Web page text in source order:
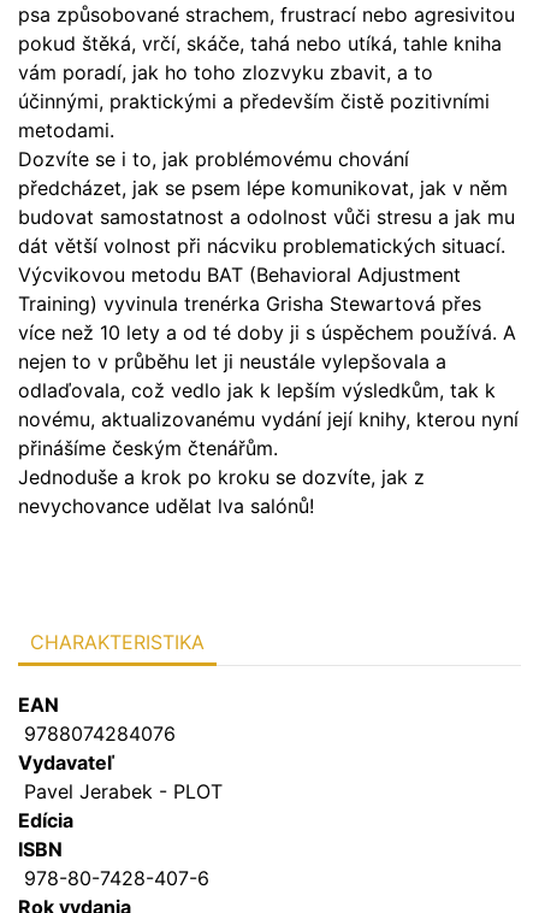
psa způsobované strachem, frustrací nebo agresivitou
pokud štěká, vrčí, skáče, tahá nebo utíká, tahle kniha
vám poradí, jak ho toho zlozvyku zbavit, a to
účinnými, praktickými a především čistě pozitivními
metodami.
Dozvíte se i to, jak problémovému chování
předcházet, jak se psem lépe komunikovat, jak v něm
budovat samostatnost a odolnost vůči stresu a jak mu
dát větší volnost při nácviku problematických situací.
Výcvikovou metodu BAT (Behavioral Adjustment
Training) vyvinula trenérka Grisha Stewartová přes
více než 10 lety a od té doby ji s úspěchem používá. A
nejen to v průběhu let ji neustále vylepšovala a
odlaďovala, což vedlo jak k lepším výsledkům, tak k
novému, aktualizovanému vydání její knihy, kterou nyní
přinášíme českým čtenářům.
Jednoduše a krok po kroku se dozvíte, jak z
nevychovance udělat lva salónů!
CHARAKTERISTIKA
EAN
9788074284076
Vydavateľ
Pavel Jerabek - PLOT
Edícia
ISBN
978-80-7428-407-6
Rok vydania